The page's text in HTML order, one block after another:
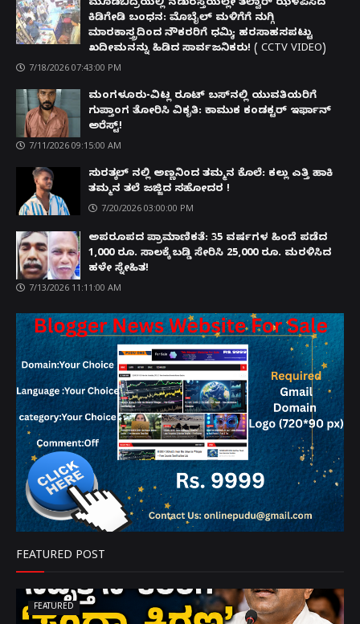
ಮೂಡಬಿದ್ರೆಯಲ್ಲಿ ನಡುರಸ್ತೆಯಲ್ಲೇ ತಲ್ವಾರ್ ಝಳಪಿಸಿದ
ಕಿಡಿಗೇಡಿ ಬಂಧನ: ಮೊಬೈಲ್ ಮಳಿಗೆಗೆ ನುಗ್ಗಿ
ಮಾರಕಾಸ್ತ್ರದಿಂದ ನೌಕರರಿಗೆ ಧಮ್ಕಿ; ಹರಸಾಹಸಪಟ್ಟು
ಖದೀಮನನ್ನು ಹಿಡಿದ ಸಾರ್ವಜನಿಕರು! ( CCTV VIDEO)
7/18/2026 07:43:00 PM
ಮಂಗಳೂರು-ವಿಟ್ಲ ರೂಟ್ ಬಸ್‌ನಲ್ಲಿ ಯುವತಿಯರಿಗೆ
ಗುಪ್ತಾಂಗ ತೋರಿಸಿ ವಿಕೃತಿ: ಕಾಮುಕ ಕಂಡಕ್ಟರ್ ಇರ್ಫಾನ್
ಅರೆಸ್ಟ್!
7/11/2026 09:15:00 AM
ಸುರತ್ಕಲ್ ನಲ್ಲಿ ಅಣ್ಣನಿಂದ ತಮ್ಮನ ಕೊಲೆ: ಕಲ್ಲು ಎತ್ತಿ ಹಾಕಿ
ತಮ್ಮನ ತಲೆ ಜಜ್ಜಿದ ಸಹೋದರ !
7/20/2026 03:00:00 PM
ಅಪರೂಪದ ಪ್ರಾಮಾಣಿಕತೆ: 35 ವರ್ಷಗಳ ಹಿಂದೆ ಪಡೆದ
1,000 ರೂ. ಸಾಲಕ್ಕೆ ಬಡ್ಡಿ ಸೇರಿಸಿ 25,000 ರೂ. ಮರಳಿಸಿದ
ಹಳೇ ಸ್ನೇಹಿತ!
7/13/2026 11:11:00 AM
FEATURED POST
FEATURED